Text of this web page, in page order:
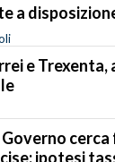
a
e Trexenta,
ipotesi